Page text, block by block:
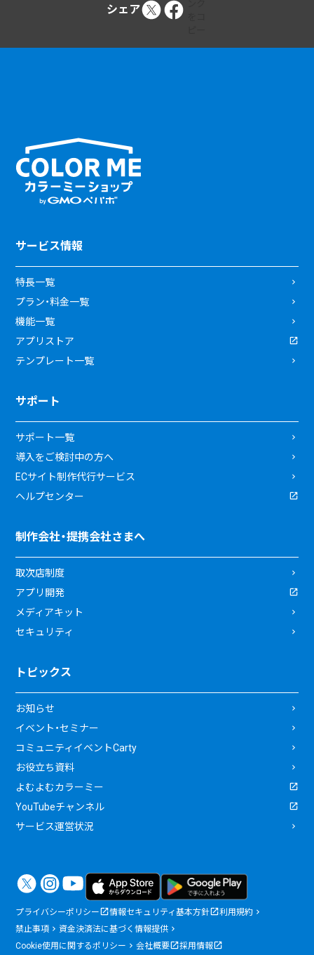
シェア
サービス情報
特長一覧
プラン・料金一覧
機能一覧
アプリストア
テンプレート一覧
サポート
サポート一覧
導入をご検討中の方へ
ECサイト制作代行サービス
ヘルプセンター
制作会社・提携会社さまへ
取次店制度
アプリ開発
メディアキット
セキュリティ
トピックス
お知らせ
イベント・セミナー
コミュニティイベントCarty
お役立ち資料
よむよむカラーミー
YouTubeチャンネル
サービス運営状況
プライバシーポリシー 情報セキュリティ基本方針
利用規約
禁止事項
資金決済法に基づく情報提供
Cookie使用に関するポリシー
会社概要 採用情報